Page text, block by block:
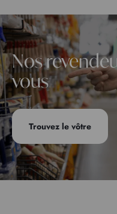
Nos
vous
Trouvez le vôtre